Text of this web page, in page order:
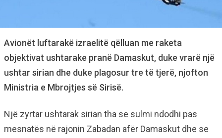
Avionët luftarakë izraelitë qëlluan me raketa
objektivat ushtarake pranë Damaskut, duke vrarë një
ushtar sirian dhe duke plagosur tre të tjerë, njofton
Ministria e Mbrojtjes së Sirisë.
Një zyrtar ushtarak sirian tha se sulmi ndodhi pas
mesnatës në rajonin Zabadan afër Damaskut dhe se